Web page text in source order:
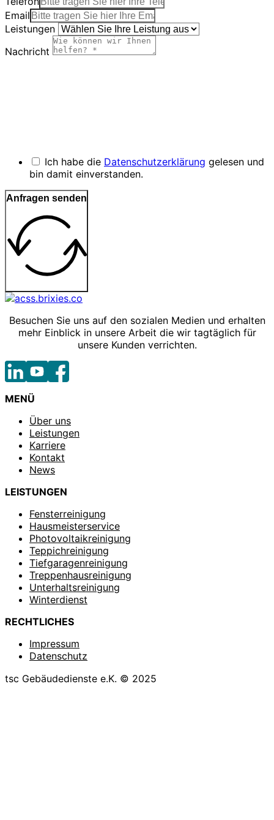
Email
Leistungen
Nachricht
Ich habe die Datenschutzerklärung gelesen und
bin damit einverstanden.
Anfragen senden
Besuchen Sie uns auf den sozialen Medien und erhalten
mehr Einblick in unsere Arbeit die wir tagtäglich für
unsere Kunden verrichten.
MENÜ
Über uns
Leistungen
Karriere
Kontakt
News
LEISTUNGEN
Fensterreinigung
Hausmeisterservice
Photovoltaikreinigung
Teppichreinigung
Tiefgaragenreinigung
Treppenhausreinigung
Unterhaltsreinigung
Winterdienst
RECHTLICHES
Impressum
Datenschutz
tsc Gebäudedienste e.K. © 2025